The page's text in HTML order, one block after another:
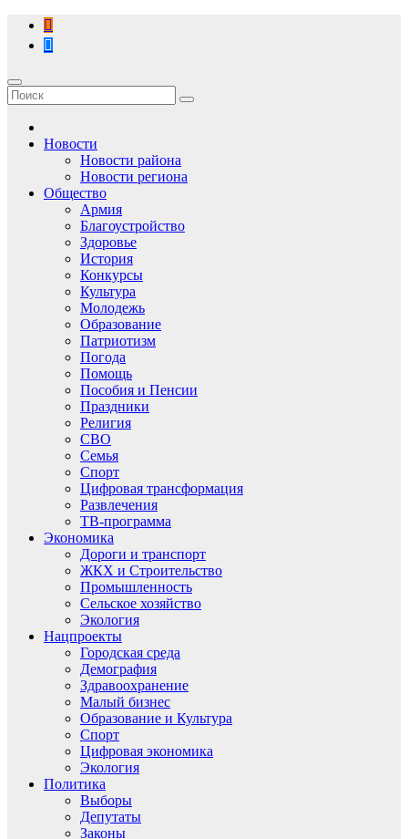
Перейти
содержимому
Новости
Новости района
Новости региона
Общество
Армия
Благоустройство
Здоровье
История
Конкурсы
Культура
Молодежь
Образование
Патриотизм
Погода
Помощь
Пособия и Пенсии
Праздники
Религия
СВО
Семья
Спорт
Цифровая трансформация
Развлечения
ТВ-программа
Экономика
Дороги и транспорт
ЖКХ и Строительство
Промышленность
Сельское хозяйство
Экология
Нацпроекты
Городская среда
Демография
Здравоохранение
Малый бизнес
Образование и Культура
Спорт
Цифровая экономика
Экология
Политика
Выборы
Депутаты
Законы